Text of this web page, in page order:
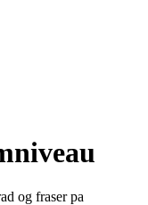
og fraser pa